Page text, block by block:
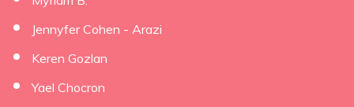
Jennyfer Cohen - Arazi
Keren Gozlan
Yael Chocron